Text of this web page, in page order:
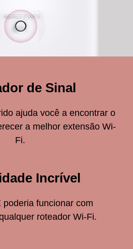
de Sinal
ajuda você a encontrar o
a melhor extensão Wi-
Fi.
Incrível
poderia funcionar com
roteador Wi-Fi.